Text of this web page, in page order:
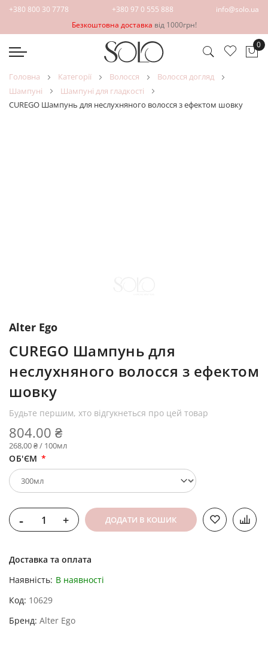
+380 800 30 7778 +380 97 0 555 888
info@solo.ua
Безкоштовна доставка від 1000грн!
0
головна категорії волосся
волосся догляд
шампуні
шампуні для гладкості
CUREGO Шампунь для неслухняного волосся з ефектом шовку
Alter Ego
CUREGO Шампунь для
неслухняного волосся з ефектом
шовку
Будьте першим, хто відгукнеться про цей товар
804.00 ₴
268,00 ₴ / 100мл
ОБ'ЄМ
- + ДОДАТИ В КОШИК
Доставка та оплата
Наявність: В наявності
Код 10629
Бренд Alter Ego